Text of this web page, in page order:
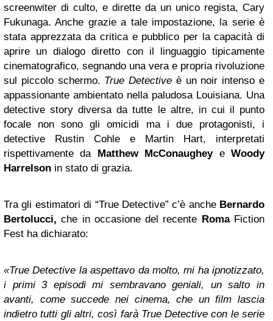
screenwiter di culto, e dirette da un unico regista, Cary
Fukunaga. Anche grazie a tale impostazione, la serie è
stata apprezzata da critica e pubblico per la capacità di
aprire un dialogo diretto con il linguaggio tipicamente
cinematografico, segnando una vera e propria rivoluzione
sul piccolo schermo. True Detective è un noir intenso e
appassionante ambientato nella paludosa Louisiana. Una
detective story diversa da tutte le altre, in cui il punto
focale non sono gli omicidi ma i due protagonisti, i
detective Rustin Cohle e Martin Hart, interpretati
rispettivamente da
Matthew McConaugheyeWoody
Harrelson in stato di grazia.
Tra gli estimatori di “True Detective” c’è anche Bernardo
Bertolucci, che in occasione del recente RomaFiction
Fest ha dichiarato:
«True Detective la aspettavo da molto, mi ha ipnotizzato,
i primi 3 episodi mi sembravano geniali, un salto in
avanti, come succede nei cinema, che un film lascia
indietro tutti gli altri, così farà True Detective con le serie